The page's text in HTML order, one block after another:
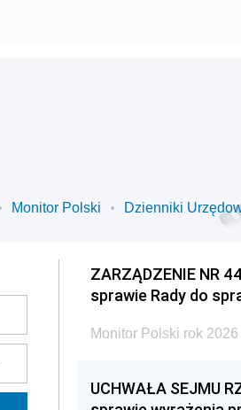
Monitor Polski Dzienniki
ZARZĄDZENIE NR
sprawie Rady do
Monitor Polski rok
UCHWAŁA SEJMU